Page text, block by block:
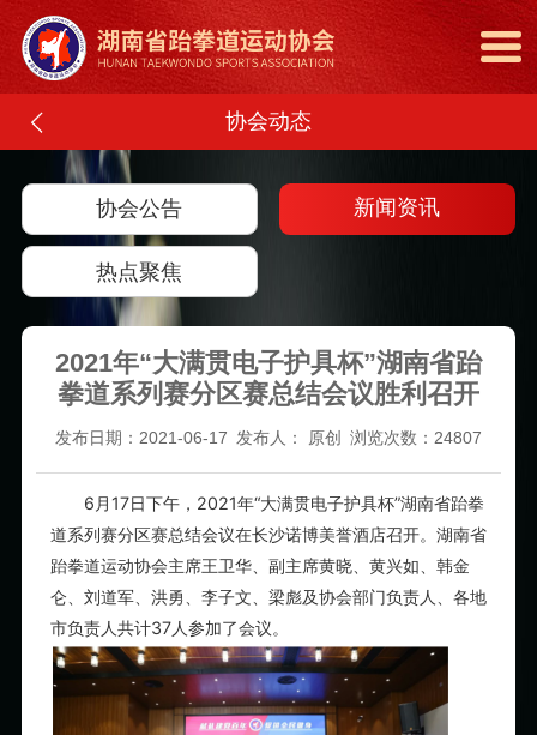
协会动态
协会公告 新闻资讯
热点聚焦
2021年“大满贯电子护具杯”湖南省跆
拳道系列赛分区赛总结会议胜利召开
发布日期：2021-06-17 发布人： 原创 浏览次数：24807
6月17日下午，2021年“大满贯电子护具杯”湖南省跆拳
道系列赛分区赛总结会议在长沙诺博美誉酒店召开。湖南省
跆拳道运动协会主席王卫华、副主席黄晓、黄兴如、韩金
仑、刘道军、洪勇、李子文、梁彪及协会部门负责人、各地
市负责人共计37人参加了会议。